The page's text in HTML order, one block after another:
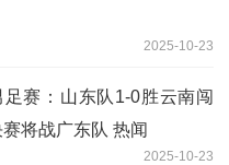
2025-10-23
赛：山东队1-0胜云南闯
将战广东队 热闻
2025-10-23